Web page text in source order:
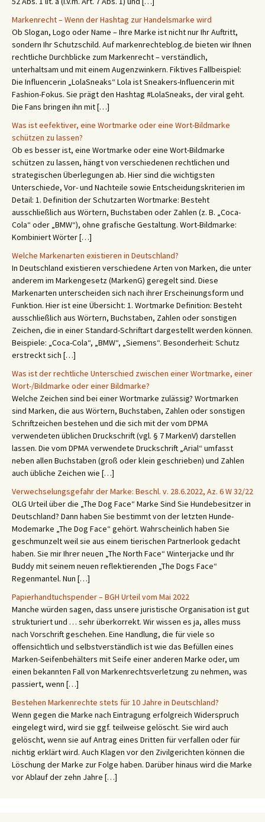
Markenrecht – Wenn der Hashtag zur Handelsmarke wird
Ob Slogan, Logo oder Name – Ihre Marke ist nicht nur Ihr Auftritt,
sondern Ihr Schutzschild. Auf markenrechteblog.de bieten wir Ihnen
rechtliche Durchblicke zum Markenrecht – verständlich,
unterhaltsam und mit einem Augenzwinkern. Fiktives Fallbeispiel:
Die Influencerin „LolaSneaks“ Lola ist Sneakers-Influencerin mit
Fashion-Fokus. Sie prägt den Hashtag #LolaSneaks, der viral geht.
Die Fans bringen ihn mit […]
Was ist eefektiver, eine Wortmarke oder eine Wort-Bildmarke
schützen zu lassen?
Ob es besser ist, eine Wortmarke oder eine Wort-Bildmarke
schützen zu lassen, hängt von verschiedenen rechtlichen und
strategischen Überlegungen ab. Hier sind die wichtigsten
Unterschiede, Vor- und Nachteile sowie Entscheidungskriterien im
Detail: 1. Definition der Schutzarten Wortmarke: Besteht
ausschließlich aus Wörtern, Buchstaben oder Zahlen (z. B. „Coca-
Cola“ oder „BMW“), ohne grafische Gestaltung. Wort-Bildmarke:
Kombiniert Wörter […]
Welche Markenarten existieren in Deutschland?
In Deutschland existieren verschiedene Arten von Marken, die unter
anderem im Markengesetz (MarkenG) geregelt sind. Diese
Markenarten unterscheiden sich nach ihrer Erscheinungsform und
Funktion. Hier ist eine Übersicht: 1. Wortmarke Definition: Besteht
ausschließlich aus Wörtern, Buchstaben, Zahlen oder sonstigen
Zeichen, die in einer Standard-Schriftart dargestellt werden können.
Beispiele: „Coca-Cola“, „BMW“, „Siemens“. Besonderheit: Schutz
erstreckt sich […]
Was ist der rechtliche Unterschied zwischen einer Wortmarke, einer
Wort-/Bildmarke oder einer Bildmarke?
Welche Zeichen sind bei einer Wortmarke zulässig? Wortmarken
sind Marken, die aus Wörtern, Buchstaben, Zahlen oder sonstigen
Schriftzeichen bestehen und die sich mit der vom DPMA
verwendeten üblichen Druckschrift (vgl. § 7 MarkenV) darstellen
lassen. Die vom DPMA verwendete Druckschrift „Arial“ umfasst
neben allen Buchstaben (groß oder klein geschrieben) und Zahlen
auch übliche Zeichen wie […]
Verwechselungsgefahr der Marke: Beschl. v. 28.6.2022, Az. 6 W 32/22
OLG Urteil über die „The Dog Face“ Marke Sind Sie Hundebesitzer in
Deutschland? Dann haben Sie bestimmt von der letzten Hunde-
Modemarke „The Dog Face“ gehört. Wahrscheinlich haben Sie
geschmunzelt weil sie aus einem tierischen Partnerlook gedacht
haben. Sie mir Ihrer neuen „The North Face“ Winterjacke und Ihr
Buddy mit seinem neuen reflektierenden „The Dogs Face“
Regenmantel. Nun […]
Papierhandtuchspender – BGH Urteil vom Mai 2022
Manche würden sagen, dass unsere juristische Organisation ist gut
strukturiert und … sehr überkorrekt. Wir wissen es ja, alles muss
nach Vorschrift geschehen. Eine Handlung, die für viele so
offensichtlich und selbstverständlich ist wie das Befüllen eines
Marken-Seifenbehälters mit Seife einer anderen Marke oder, um
einen bekannten Fall von Markenrechtsverletzung zu nehmen, was
passiert, wenn […]
Bestehen Markenrechte stets für 10 Jahre in Deutschland?
Wenn gegen die Marke nach Eintragung erfolgreich Widerspruch
eingelegt wird, wird sie ggf. teilweise gelöscht. Sie wird auch
gelöscht, wenn sie auf Antrag eines Dritten für verfallen oder für
nichtig erklärt wird. Auch Klagen vor den Zivilgerichten können die
Löschung der Marke zur Folge haben. Darüber hinaus wird die Marke
vor Ablauf der zehn Jahre […]